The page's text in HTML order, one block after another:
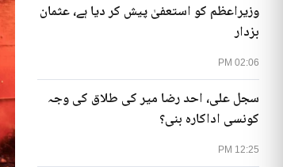
02:06 PM
وزیراعظم کو استعفیٰ پیش کر دیا ہے، عثمان
بزدار
12:25 PM
سجل علی، احد رضا میر کی طلاق کی وجہ
کونسی اداکارہ بنی؟